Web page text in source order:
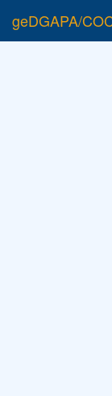
geDGAPA/